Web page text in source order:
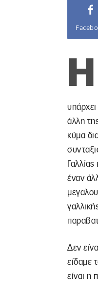
Η
άλλη
κύμα
έναν
Δεν
είδαμε
είναι η